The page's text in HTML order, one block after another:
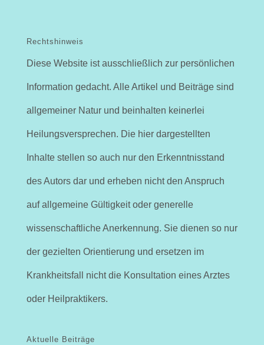
Rechtshinweis
Diese Website ist ausschließlich zur persönlichen
Information gedacht. Alle Artikel und Beiträge sind
allgemeiner Natur und beinhalten keinerlei
Heilungsversprechen. Die hier dargestellten
Inhalte stellen so auch nur den Erkenntnisstand
des Autors dar und erheben nicht den Anspruch
auf allgemeine Gültigkeit oder generelle
wissenschaftliche Anerkennung. Sie dienen so nur
der gezielten Orientierung und ersetzen im
Krankheitsfall nicht die Konsultation eines Arztes
oder Heilpraktikers.
Aktuelle Beiträge